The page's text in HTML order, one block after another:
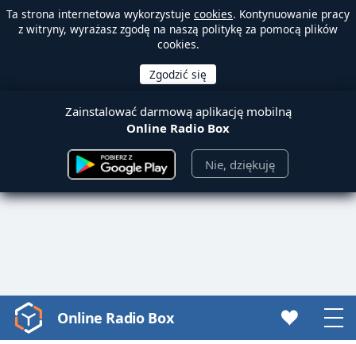
Ta strona internetowa wykorzystuje cookies. Kontynuowanie pracy
z witryny, wyrażasz zgodę na naszą politykę za pomocą plików
cookies.
Zainstalować darmową aplikację mobilną
Online Radio Box
Nie, dziękuję
Video
Online Radio Box